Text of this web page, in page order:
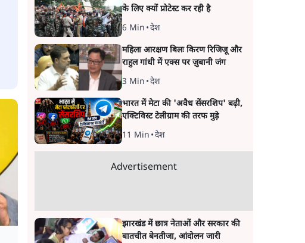
के लिए क्यों प्रोटेस्ट कर रही है
6 Min •देश
महिला आरक्षण बिलः किरण रिजिजू और
राहुल गांधी में एक्स पर ज़ुबानी जंग
3 Min •देश
भारत में मेटा की 'अवैध सेंसरशिप' बढ़ी,
एक्टिविस्ट टेलीग्राम की तरफ मुड़े
11 Min •देश
Advertisement
झारखंड में छात्र नेताओं और सरकार की
बातचीत बेनतीजा, आंदोलन जारी